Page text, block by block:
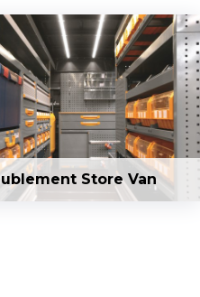
Store Van